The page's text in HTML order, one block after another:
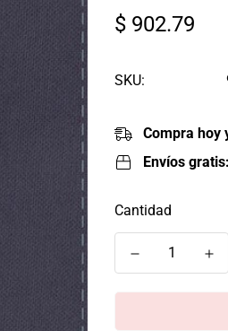
Precio
$ 902.79
SKU:
Compra hoy
Envíos gratis:
Cantidad